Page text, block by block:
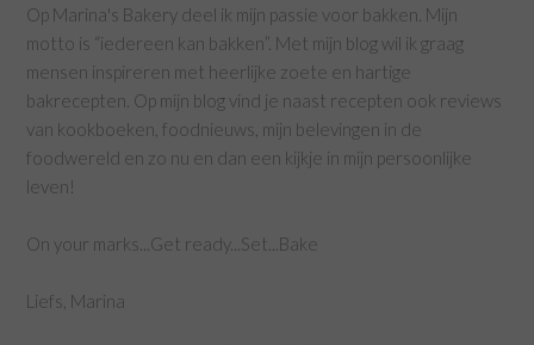
Op Marina's Bakery deel ik mijn passie voor bakken. Mijn
motto is “iedereen kan bakken”. Met mijn blog wil ik graag
mensen inspireren met heerlijke zoete en hartige
bakrecepten. Op mijn blog vind je naast recepten ook reviews
van kookboeken, foodnieuws, mijn belevingen in de
foodwereld en zo nu en dan een kijkje in mijn persoonlijke
leven!
On your marks...Get ready...Set...Bake
Liefs, Marina